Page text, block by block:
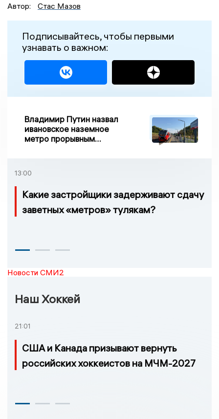
Автор:
Стас Мазов
Подписывайтесь, чтобы первыми
узнавать о важном:
Владимир Путин назвал
ивановское наземное
метро прорывным
13:00
Какие застройщики задерживают сдачу
заветных «метров» тулякам?
Новости СМИ2
Наш Хоккей
21:01
США и Канада призывают вернуть
российских хоккеистов на МЧМ-2027